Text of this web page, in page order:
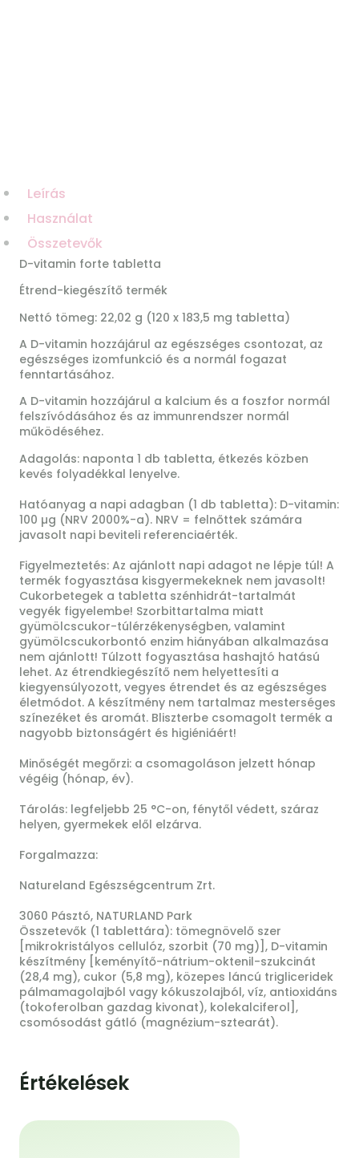
Leírás
Használat
Összetevők
D-vitamin forte tabletta
Étrend-kiegészítő termék
Nettó tömeg: 22,02 g (120 x 183,5 mg tabletta)
A D-vitamin hozzájárul az egészséges csontozat, az
egészséges izomfunkció és a normál fogazat
fenntartásához.
A D-vitamin hozzájárul a kalcium és a foszfor normál
felszívódásához és az immunrendszer normál
működéséhez.
Adagolás: naponta 1 db tabletta, étkezés közben
kevés folyadékkal lenyelve.
Hatóanyag a napi adagban (1 db tabletta): D-vitamin:
100 µg (NRV 2000%-a). NRV = felnőttek számára
javasolt napi beviteli referenciaérték.
Figyelmeztetés: Az ajánlott napi adagot ne lépje túl! A
termék fogyasztása kisgyermekeknek nem javasolt!
Cukorbetegek a tabletta szénhidrát-tartalmát
vegyék figyelembe! Szorbittartalma miatt
gyümölcscukor-túlérzékenységben, valamint
gyümölcscukorbontó enzim hiányában alkalmazása
nem ajánlott! Túlzott fogyasztása hashajtó hatású
lehet. Az étrendkiegészítő nem helyettesíti a
kiegyensúlyozott, vegyes étrendet és az egészséges
életmódot. A készítmény nem tartalmaz mesterséges
színezéket és aromát. Bliszterbe csomagolt termék a
nagyobb biztonságért és higiéniáért!
Minőségét megőrzi: a csomagoláson jelzett hónap
végéig (hónap, év).
Tárolás: legfeljebb 25 °C-on, fénytől védett, száraz
helyen, gyermekek elől elzárva.
Forgalmazza:
Natureland Egészségcentrum Zrt.
3060 Pásztó, NATURLAND Park
Összetevők (1 tablettára): tömegnövelő szer
[mikrokristályos cellulóz, szorbit (70 mg)], D-vitamin
készítmény [keményítő-nátrium-oktenil-szukcinát
(28,4 mg), cukor (5,8 mg), közepes láncú trigliceridek
pálmamagolajból vagy kókuszolajból, víz, antioxidáns
(tokoferolban gazdag kivonat), kolekalciferol],
csomósodást gátló (magnézium-sztearát).
Értékelések